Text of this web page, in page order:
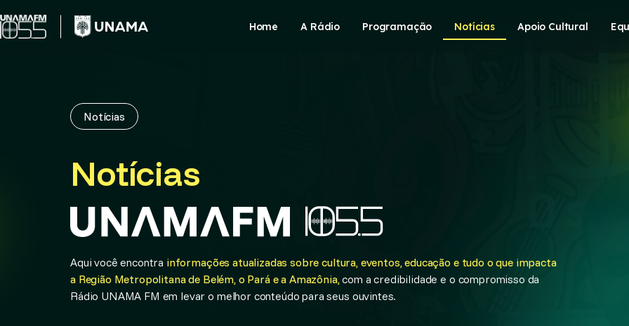
to
content
Home A Rádio Programação Notícias Apoio Cultural
Notícias
Notícias
Aqui você encontra informações atualizadas sobre cultura, eventos, educação e tudo o que impacta
a Região Metropolitana de Belém, o Pará e a Amazônia,com a credibilidade e o compromisso da
Rádio UNAMA FM em levar o melhor conteúdo para seus ouvintes.